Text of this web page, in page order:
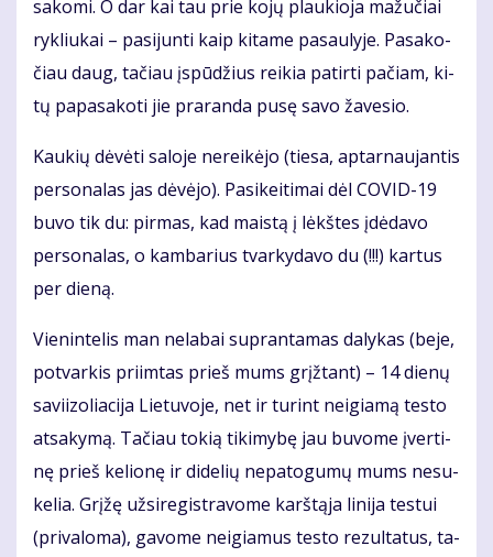
sa­ko­mi. O dar kai tau prie ko­jų plau­kio­ja ma­žu­čiai
ryk­liu­kai – pa­si­jun­ti kaip ki­ta­me pa­sau­ly­je. Pa­sa­ko­
čiau daug, ta­čiau įspū­džius rei­kia pa­tir­ti pa­čiam, ki­
tų pa­pa­sa­ko­ti jie pra­ran­da pu­sę sa­vo ža­ve­sio.
Kau­kių dė­vė­ti sa­lo­je ne­rei­kė­jo (tie­sa, ap­tar­nau­jan­tis
per­so­na­las jas dė­vė­jo). Pa­si­kei­ti­mai dėl CO­VID-19
bu­vo tik du: pir­mas, kad mais­tą į lėkš­tes įdė­da­vo
per­so­na­las, o kam­ba­rius tvar­ky­da­vo du (!!!) kar­tus
per die­ną.
Vie­nin­te­lis man ne­la­bai su­pran­ta­mas da­ly­kas (be­je,
po­tvar­kis pri­im­tas prieš mums grįž­tant) – 14 die­nų
sa­vi­i­zo­lia­ci­ja Lie­tu­vo­je, net ir tu­rint ne­igia­mą tes­to
at­sa­ky­mą. Ta­čiau to­kią ti­ki­my­bę jau bu­vo­me įver­ti­
nę prieš ke­lio­nę ir di­de­lių ne­pa­to­gu­mų mums ne­su­
ke­lia. Grį­žę už­si­re­gist­ra­vo­me karš­tą­ja li­ni­ja tes­tui
(pri­va­lo­ma), ga­vo­me ne­igia­mus tes­to re­zul­ta­tus, ta­